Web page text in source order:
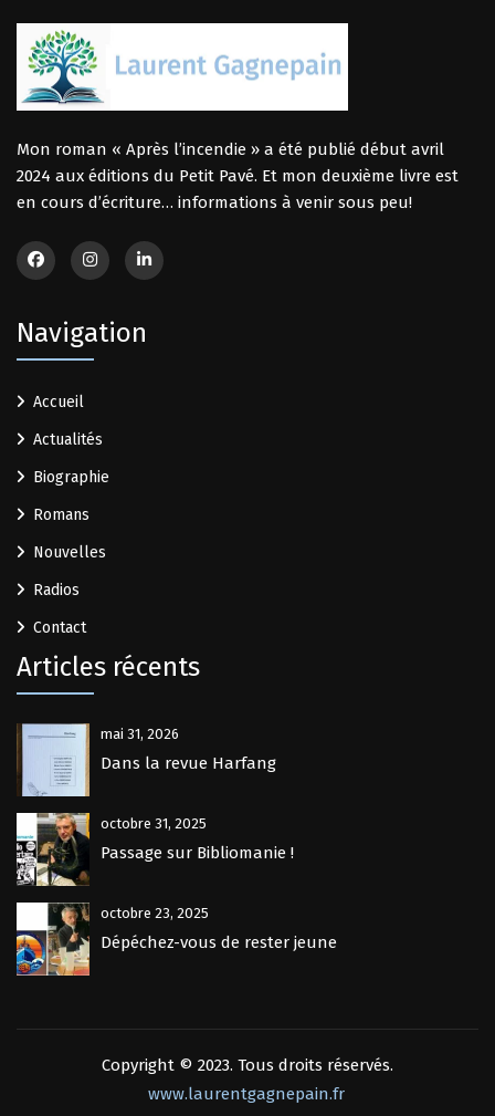
Mon roman « Après l’incendie » a été publié début avril
2024 aux éditions du Petit Pavé. Et mon deuxième livre est
en cours d’écriture… informations à venir sous peu!
Navigation
Accueil
Actualités
Biographie
Romans
Nouvelles
Radios
Contact
Articles récents
mai 31, 2026
Dans la revue Harfang
octobre 31, 2025
Passage sur Bibliomanie !
octobre 23, 2025
Dépéchez-vous de rester jeune
Copyright © 2023. Tous droits réservés.
www.laurentgagnepain.fr